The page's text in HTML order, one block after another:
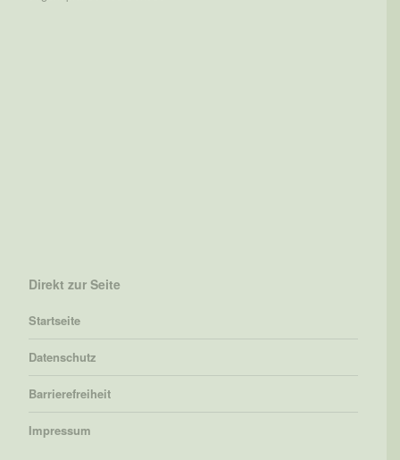
Direkt zur Seite
Startseite
Datenschutz
Barrierefreiheit
Impressum